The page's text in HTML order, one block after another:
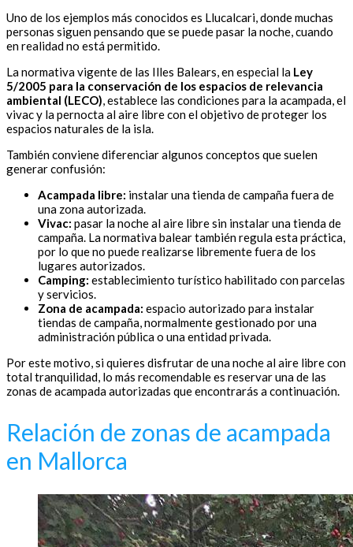
Uno de los ejemplos más conocidos es Llucalcari, donde muchas
personas siguen pensando que se puede pasar la noche, cuando
en realidad no está permitido.
La normativa vigente de las Illes Balears, en especial la Ley
5/2005 para la conservación de los espacios de relevancia
ambiental (LECO), establece las condiciones para la acampada, el
vivac y la pernocta al aire libre con el objetivo de proteger los
espacios naturales de la isla.
También conviene diferenciar algunos conceptos que suelen
generar confusión:
Acampada libre: instalar una tienda de campaña fuera de
una zona autorizada.
Vivac: pasar la noche al aire libre sin instalar una tienda de
campaña. La normativa balear también regula esta práctica,
por lo que no puede realizarse libremente fuera de los
lugares autorizados.
Camping: establecimiento turístico habilitado con parcelas
y servicios.
Zona de acampada: espacio autorizado para instalar
tiendas de campaña, normalmente gestionado por una
administración pública o una entidad privada.
Por este motivo, si quieres disfrutar de una noche al aire libre con
total tranquilidad, lo más recomendable es reservar una de las
zonas de acampada autorizadas que encontrarás a continuación.
Relación de zonas de acampada
en Mallorca